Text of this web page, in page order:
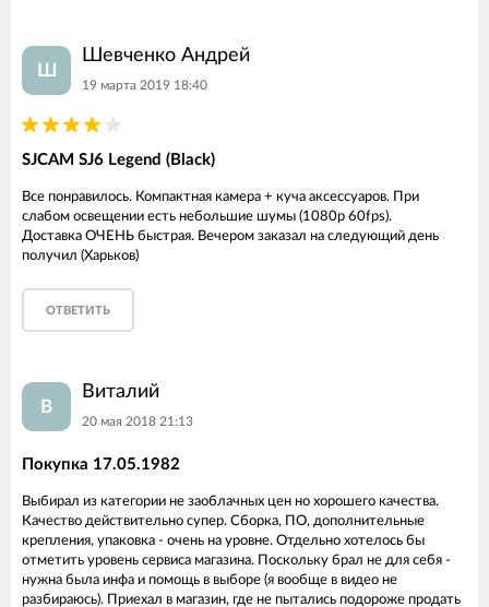
Ш
Шевченко Андрей
19 марта 2019 18:40
SJCAM SJ6 Legend (Black)
Все понравилось. Компактная камера + куча аксессуаров. При
слабом освещении есть небольшие шумы (1080р 60fps).
Доставка ОЧЕНЬ быстрая. Вечером заказал на следующий день
получил (Харьков)
ОТВЕТИТЬ
В
Виталий
20 мая 2018 21:13
Покупка 17.05.1982
Выбирал из категории не заоблачных цен но хорошего качества.
Качество действительно супер. Сборка, ПО, дополнительные
крепления, упаковка - очень на уровне. Отдельно хотелось бы
отметить уровень сервиса магазина. Поскольку брал не для себя -
нужна была инфа и помощь в выборе (я вообще в видео не
разбираюсь). Приехал в магазин, где не пытались подороже продать